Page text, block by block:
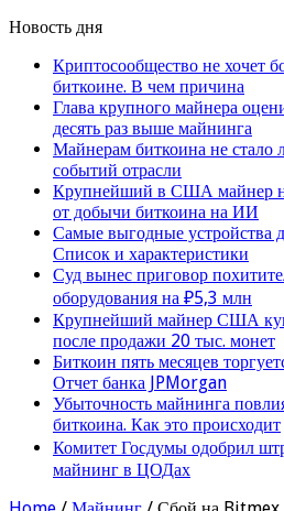
Новость дня
Криптосообщество не хочет
биткоине. В чем причина
Глава крупного майнера
десять раз выше майнинга
Майнерам биткоина не стало
событий отрасли
Крупнейший в США майнер
от добычи биткоина на ИИ
Самые выгодные устройства
Список и характеристики
Суд вынес приговор
оборудования на ₽5,3 млн
Крупнейший майнер США
после продажи 20 тыс. монет
Биткоин пять месяцев
Отчет банка JPMorgan
Убыточность майнинга
биткоина. Как это происходит
Комитет Госдумы одобрил
майнинг в ЦОДах